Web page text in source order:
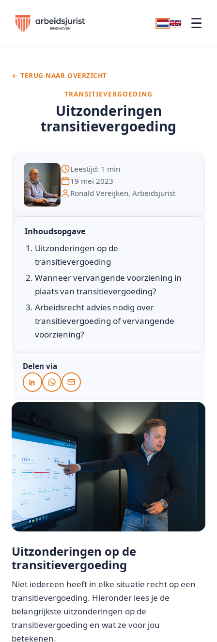
☰
Uitzonderingen
transitievergoeding
← TERUG NAAR OVERZICHT
TRANSITIEVERGOEDING
Leestijd: 1 min
19 mei 2023
Ronald Vereijken, Arbeidsjurist
Inhoudsopgave
Uitzonderingen op de
transitievergoeding
Wanneer vervangende voorziening in
plaats van transitievergoeding?
Arbeidsrecht advies nodig over
transitievergoeding of vervangende
voorziening?
Delen via
Uitzonderingen op de
transitievergoeding
Niet iedereen heeft in elke situatie recht op een
transitievergoeding. Hieronder lees je de
belangrijkste uitzonderingen op de
transitievergoeding en wat ze voor jou
betekenen.